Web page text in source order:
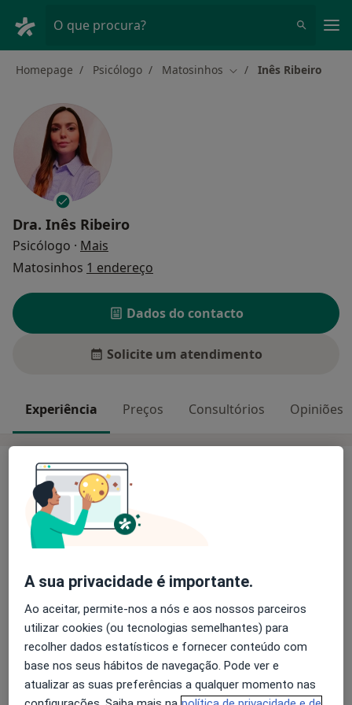
O que procura?
Homepage Psicólogo Matosinhos Mudar de cidade
Inês Ribeiro
Dra. Inês Ribeiro
Psicólogo · Mais
Matosinhos 1 endereço
Dados do contacto
Solicite um atendimento
Experiência Preços Consultórios Opiniões
Experiência
Mestrado Integrado em Psicologia pela Escola de
Psicologia da Universidade do Minho, Braga
(2020).
• Estágio Curricular no Centro Hospitalar e
Endocrinologia e na Unidade de Dor Crónica.
• Estágio Profissional na Associação de Psicologia da
Universidade do Minh (APSI-UM) na consulta de
Psicoterapia em Saúde e Doença.
• Avaliação e Intervenção Psicológicas com jovens-
adultos e adultos.
• Intervenção psicológica em Grupo.
maisSobre mim
Principais doenças tratadas
Transtornos Cognitivos
Transtornos Fóbicos
Transtornos da Alimentação
Depressão Pós-Parto
A sua privacidade é importante.
Ao aceitar, permite-nos a nós e aos nossos parceiros
utilizar cookies (ou tecnologias semelhantes) para
recolher dados estatísticos e fornecer conteúdo com
base nos seus hábitos de navegação. Pode ver e
atualizar as suas preferências a qualquer momento nas